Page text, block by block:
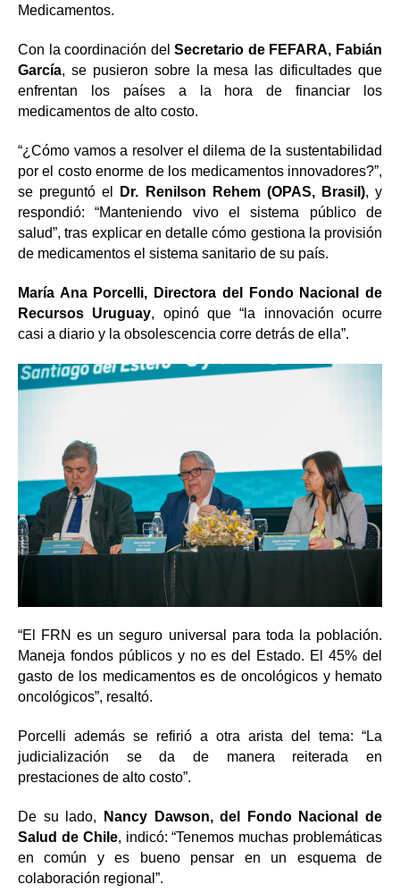
Medicamentos.
Con la coordinación delSecretario de FEFARA, Fabián
García, se pusieron sobre la mesa las dificultades que
enfrentan los países a la hora de financiar los
medicamentos de alto costo.
“¿Cómo vamos a resolver el dilema de la sustentabilidad
por el costo enorme de los medicamentos innovadores?”,
se preguntó el
Dr. Renilson Rehem (OPAS, Brasil), y
respondió: “Manteniendo vivo el sistema público de
salud”, tras explicar en detalle cómo gestiona la provisión
de medicamentos el sistema sanitario de su país.
María Ana Porcelli, Directora del Fondo Nacional de
Recursos Uruguay, opinó que “la innovación ocurre
casi a diario y la obsolescencia corre detrás de ella”.
“El FRN es un seguro universal para toda la población.
Maneja fondos públicos y no es del Estado. El 45% del
gasto de los medicamentos es de oncológicos y hemato
oncológicos”, resaltó.
Porcelli además se refirió a otra arista del tema: “La
judicialización se da de manera reiterada en
prestaciones de alto costo”.
De su lado,
Nancy Dawson, del Fondo Nacional de
Salud de Chile, indicó: “Tenemos muchas problemáticas
en común y es bueno pensar en un esquema de
colaboración regional”.